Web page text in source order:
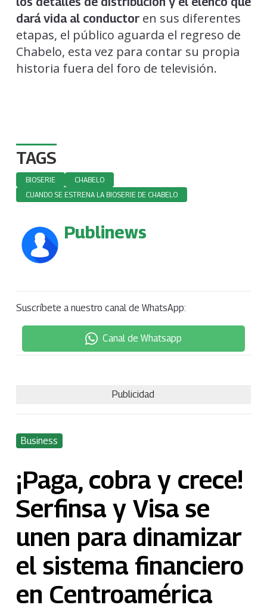
dará vida al conductoren sus diferentes
etapas, el público aguarda el regreso de
Chabelo, esta vez para contar su propia
historia fuera del foro de televisión.
TAGS
BIOSERIE
CHABELO
CUANDO SE ESTRENA LA BIOSERIE DE CHABELO
Publinews
Suscríbete a nuestro canal de WhatsApp:
Canal de Whatsapp
Publicidad
Business
¡Paga, cobra y crece!
Serfinsa y Visa se
unen para dinamizar
el sistema financiero
en Centroamérica